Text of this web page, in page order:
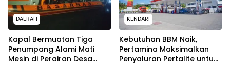
DAERAH
Kapal Bermuatan Tiga
Penumpang Alami Mati
Mesin di Perairan Desa
KENDARI
Kebutuhan BBM Naik,
Pertamina Maksimalkan
Penyaluran Pertalite untuk